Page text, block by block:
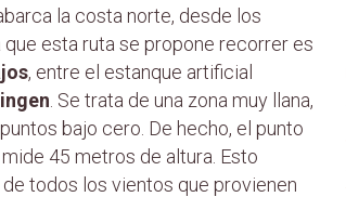
la costa norte, desde los
que esta ruta se propone recorrer es
, entre el estanque artificial
. Se trata de una zona muy llana,
bajo cero. De hecho, el punto
45 metros de altura. Esto
todos los vientos que provienen